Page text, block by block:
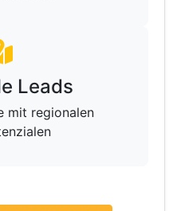
Leads
mit regionalen